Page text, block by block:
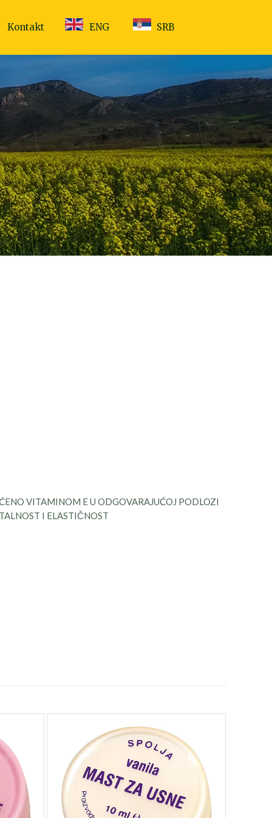
Kontakt ENG SRB
VITAMINOM E U ODGOVARAJUĆOJ PODLOZI
I ELASTIČNOST